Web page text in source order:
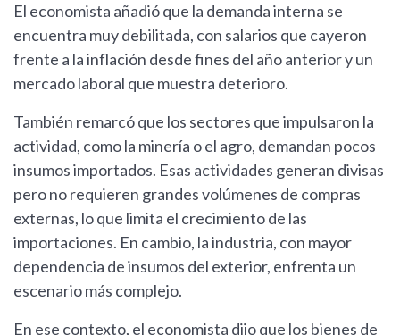
El economista añadió que la demanda interna se
encuentra muy debilitada, con salarios que cayeron
frente a la inflación desde fines del año anterior y un
mercado laboral que muestra deterioro.
También remarcó que los sectores que impulsaron la
actividad, como la minería o el agro, demandan pocos
insumos importados. Esas actividades generan divisas
pero no requieren grandes volúmenes de compras
externas, lo que limita el crecimiento de las
importaciones. En cambio, la industria, con mayor
dependencia de insumos del exterior, enfrenta un
escenario más complejo.
En ese contexto, el economista dijo que los bienes de